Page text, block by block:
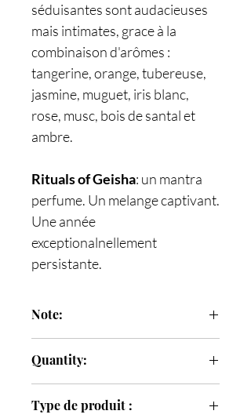
séduisantes sont audacieuses
mais intimates, grace à la
combinaison d'arômes :
tangerine, orange, tubereuse,
jasmine, muguet, iris blanc,
rose, musc, bois de santal et
ambre.
Rituals of Geisha: un mantra
perfume. Un melange captivant.
Une année
exceptionalnellement
persistante.
Note:
Notes de coeur
: tubereuse, jasmin,
Notes de fond: musc, bois de santal,
Quantity:
Type de produit :